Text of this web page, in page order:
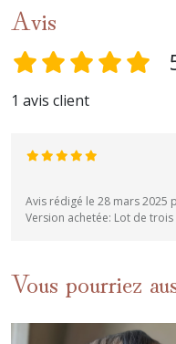
Avis
1 avis client
Avis rédigé le 28 mars 2025
Version achetée: Lot de
Vous pourriez